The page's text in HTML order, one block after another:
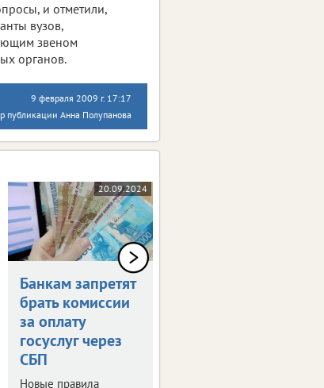
и отметили,
вузов,
звеном
органов.
9 февраля 2009 г. 17:17
публикации Анна Полупанова
20.09.2024
Банкам запретят
брать комиссии
за оплату
госуслуг через
СБП
Новые правила